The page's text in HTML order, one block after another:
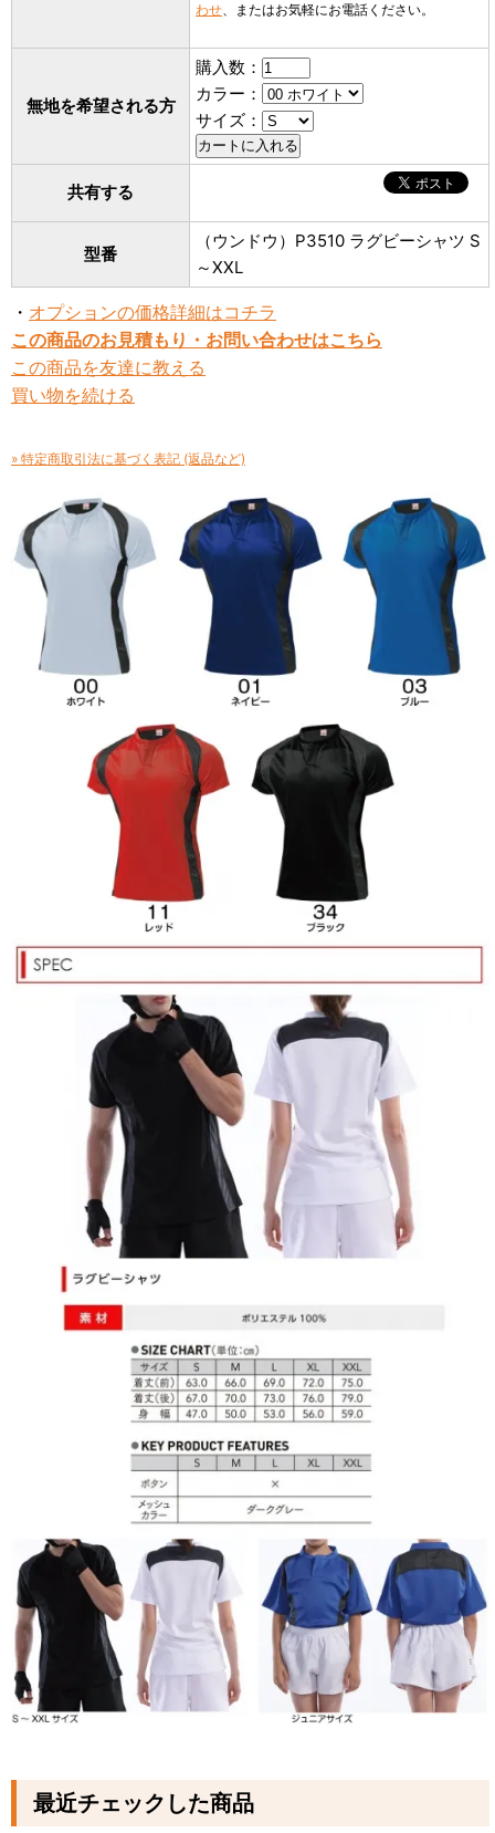
わせ、またはお気軽にお電話ください。
無地を希望される方
購入数：
カラー：
サイズ：
共有する
型番
（ウンドウ）P3510 ラグビーシャツ S
～XXL
・ オプションの価格詳細はコチラ
この商品のお見積もり・お問い合わせはこちら
この商品を友達に教える
買い物を続ける
» 特定商取引法に基づく表記 (返品など)
最近チェックした商品